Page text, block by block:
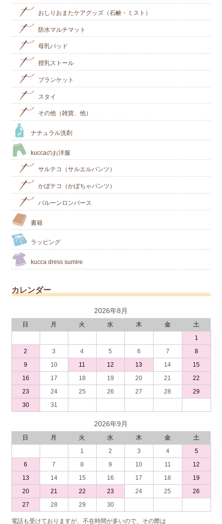
おしりおまたケアグッズ（石鹸・ミスト）
防水マルチマット
母乳パッド
授乳ストール
ブランケット
スタイ
その他（雑貨、他）
ナチュラル洗剤
kuccaのお洋服
サルテコ（サルエルパンツ）
かぼテコ（かぼちゃパンツ）
バルーンロンパース
書籍
ラッピング
kucca dress sumire
カレンダー
2026年8月
日 月 火 水 木 金
土
1
2
3 4 5 6 7
8
9
10 11 12 13 14
15
16
17 18 19 20 21
22
23
24 25 26 27 28
29
30
31
2026年9月
日 月 火 水 木 金
土
1
2 3 4
5
6
7 8 9 10 11
12
13
14 15 16 17 18
19
20
21 22 23 24 25
26
27
28 29 30
電話も受けておりますが、不在時間が多いので、その際は